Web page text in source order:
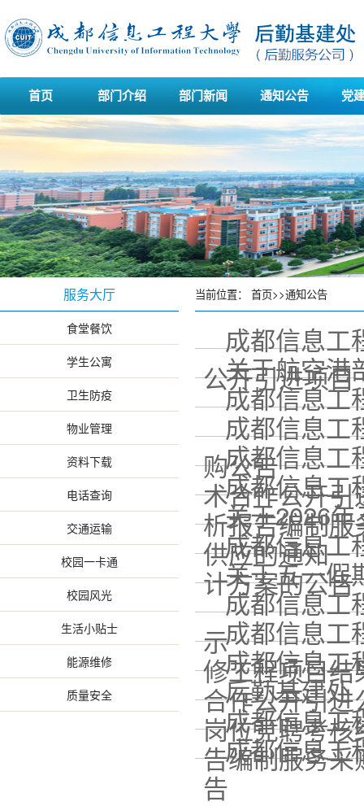
首页 部门介绍 部门新闻 通知公告 党
服务大厅
食堂餐饮
学生公寓
卫生防疫
物业管理
资料下载
电话查询
交通运输
校园一卡通
校园风光
生活小贴士
能源维修
质量安全
当前位置： 首页>>通知公告
成都信息工
公开引进项
关于航空港
成都信息工
成都信息工
购公告
成都信息工
术合作公开引
成都信息工
析报告编制服
关于2026年
供应的通知
成都信息工
计方案的公告
关于五一假
成都信息工
示
成都信息工
修工程项目结
成都信息工
合作公开引
后勤基建处
岗位竞聘考
成都信息工
告编制服务采
成都信息工
告